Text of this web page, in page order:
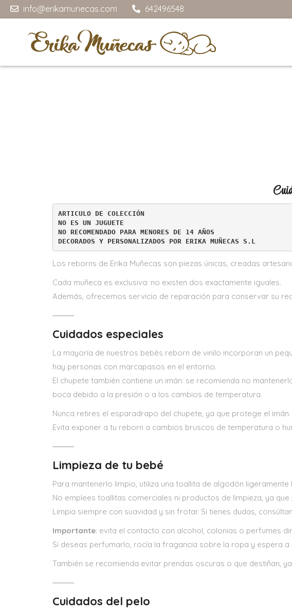
info@erikamunecas.com 642496548
ARTICULO DE COLECCIÓN
NO ES UN JUGUETE
NO RECOMENDADO PARA MENORES DE 14 AÑOS
DECORADOS Y PERSONALIZADOS POR ERIKA MUÑECAS S.L
Los reborns de Erika Muñecas son piezas únicas, creadas
Cada muñeca es exclusiva: no existen dos exactamente iguales.
Además, ofrecemos servicio de reparación para conservar su
⸻
Cuidados especiales
La mayoría de nuestros bebés reborn de vinilo incorporan un
hay personas con marcapasos en el entorno.
El chupete también contiene un imán: se recomienda no
boca debido a la presión o a los cambios de temperatura.
Nunca retires el esparadrapo del chupete, ya que protege el
Evita exponer a tu reborn a cambios bruscos de temperatura o
⸻
Limpieza de tu bebé
Para mantenerlo limpio, utiliza una toallita de algodón ligeramente
No emplees toallitas comerciales ni productos de limpieza, ya
Limpia siempre con suavidad y sin frotar. Si tienes dudas,
Importante: evita el contacto con alcohol, colonias o perfumes
Si deseas perfumarlo, rocía la fragancia sobre la ropa y espera
También se recomienda evitar prendas oscuras o que destiñan,
⸻
Cuidados del pelo